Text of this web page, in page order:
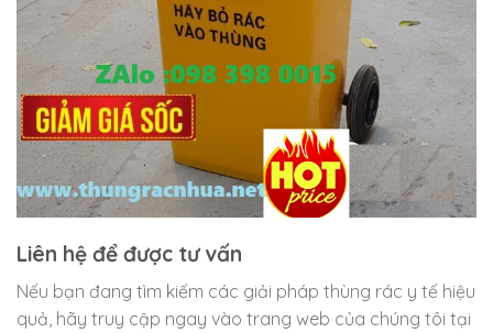
Liên hệ để được tư vấn
Nếu bạn đang tìm kiếm các giải pháp thùng rác y tế hiệu
quả, hãy truy cập ngay vào trang web của chúng tôi tại